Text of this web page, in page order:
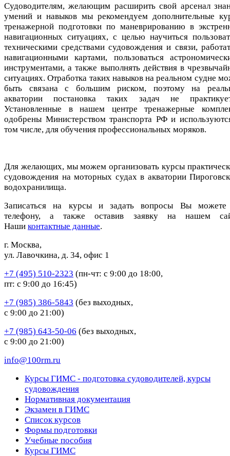
Судоводителям, желающим расширить свой арсенал
умений и навыков мы рекомендуем дополнительные
тренажерной подготовки по маневрированию в
навигационных ситуациях, с целью научиться
техническими средствами судовождения и связи,
навигационными картами, пользоваться
инструментами, а также выполнять действия в
ситуациях. Отработка таких навыков на реальном судне
быть связана с большим риском, поэтому на
акватории постановка таких задач не
Установленные в нашем центре тренажерные
одобрены Министерством транспорта РФ и
том числе, для обучения профессиональных моряков.
Для желающих, мы можем организовать курсы
судовождения на моторных судах в акватории
водохранилища.
Записаться на курсы и задать вопросы Вы
телефону, а также оставив заявку на нашем
Наши контактные данные.
г. Москва,
ул. Лавочкина, д. 34, офис 1
+7 (495) 510-2323 (пн-чт: с 9:00 до 18:00,
пт: с 9:00 до 16:45)
+7 (985) 386-5843 (без выходных,
с 9:00 до 21:00)
+7 (985) 643-50-06 (без выходных,
с 9:00 до 21:00)
info@100rm.ru
Курсы ГИМС - подготовка судоводителей, курсы
судовождения
Нормативная документация
Экзамен в ГИМС
Список курсов
Формы подготовки
Учебные пособия
Курсы ГИМС